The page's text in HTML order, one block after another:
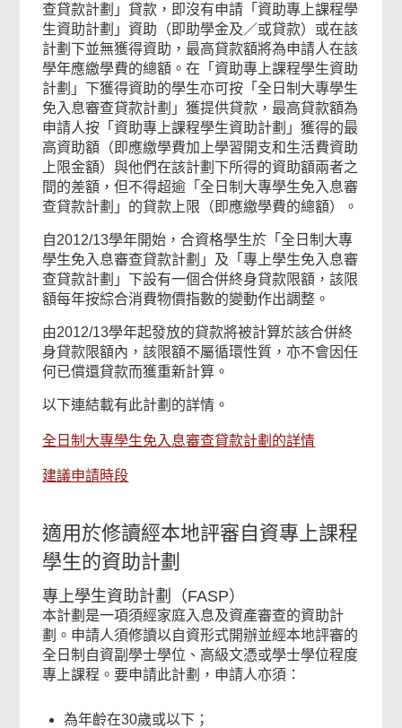
查貸款計劃」貸款，即沒有申請「資助專上課程學
生資助計劃」資助（即助學金及／或貸款）或在該
計劃下並無獲得資助，最高貸款額將為申請人在該
學年應繳學費的總額。在「資助專上課程學生資助
計劃」下獲得資助的學生亦可按「全日制大專學生
免入息審查貸款計劃」獲提供貸款，最高貸款額為
申請人按「資助專上課程學生資助計劃」獲得的最
高資助額（即應繳學費加上學習開支和生活費資助
上限金額）與他們在該計劃下所得的資助額兩者之
間的差額，但不得超逾「全日制大專學生免入息審
查貸款計劃」的貸款上限（即應繳學費的總額）。
自2012/13學年開始，合資格學生於「全日制大專
學生免入息審查貸款計劃」及「專上學生免入息審
查貸款計劃」下設有一個合併終身貸款限額，該限
額每年按綜合消費物價指數的變動作出調整。
由2012/13學年起發放的貸款將被計算於該合併終
身貸款限額內，該限額不屬循環性質，亦不會因任
何已償還貸款而獲重新計算。
以下連結載有此計劃的詳情。
全日制大專學生免入息審查貸款計劃的詳情
建議申請時段
適用於修讀經本地評審自資專上課程
學生的資助計劃
專上學生資助計劃（FASP）
本計劃是一項須經家庭入息及資產審查的資助計
劃。申請人須修讀以自資形式開辦並經本地評審的
全日制自資副學士學位、高級文憑或學士學位程度
專上課程。要申請此計劃，申請人亦須：
為年齡在30歲或以下；
常
用
政
府
表
格